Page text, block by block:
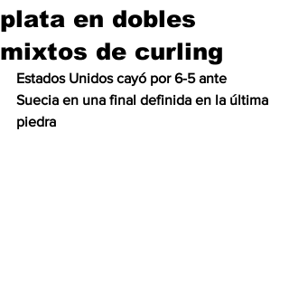
plata en dobles
mixtos de curling
Estados Unidos cayó por 6-5 ante
Suecia en una final definida en la última
piedra